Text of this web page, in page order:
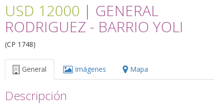
USD 12000 | GENERAL
RODRIGUEZ - BARRIO YOLI
(CP 1748)
General Imágenes Mapa
Descripción